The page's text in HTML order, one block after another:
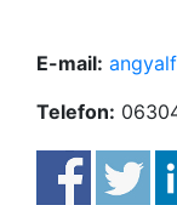
E-mail:
Telefon: